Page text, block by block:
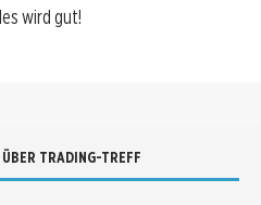
wird gut!
TRADING-TREFF